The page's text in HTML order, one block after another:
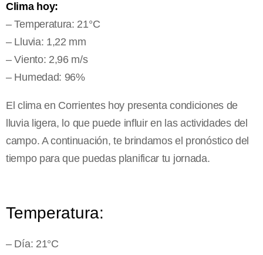
Clima hoy:
– Temperatura: 21°C
– Lluvia: 1,22 mm
– Viento: 2,96 m/s
– Humedad: 96%
El clima en Corrientes hoy presenta condiciones de
lluvia ligera, lo que puede influir en las actividades del
campo. A continuación, te brindamos el pronóstico del
tiempo para que puedas planificar tu jornada.
Temperatura:
– Día: 21°C